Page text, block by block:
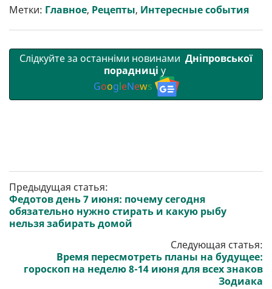
Метки: Главное, Рецепты, Интересные события
Слідкуйте за останніми новинами Дніпровської
порадниці у
GoogleNews
Предыдущая статья:
Федотов день 7 июня: почему сегодня
обязательно нужно стирать и какую рыбу
нельзя забирать домой
Следующая статья:
Время пересмотреть планы на будущее:
гороскоп на неделю 8-14 июня для всех знаков
Зодиака